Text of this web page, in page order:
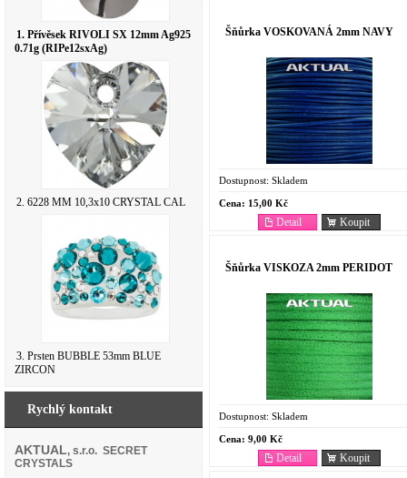
1. Přívěsek RIVOLI SX 12mm Ag925
0.71g (RIPe12sxAg)
2. 6228 MM 10,3x10 CRYSTAL CAL
3. Prsten BUBBLE 53mm BLUE
ZIRCON
Rychlý kontakt
AKTUAL, s.r.o. SECRET
CRYSTALS
Šňůrka VOSKOVANÁ 2mm NAVY
Dostupnost: Skladem
Cena: 15,00 Kč
Koupit
Detail
Šňůrka VISKOZA 2mm PERIDOT
Dostupnost: Skladem
Cena: 9,00 Kč
Koupit
Detail